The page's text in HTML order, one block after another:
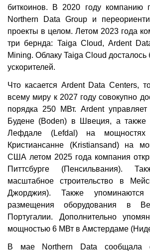
биткоинов. В 2020 году компанию
Northern Data Group и
проекты в целом. Летом 2023 года
три бернда: Taiga Cloud, Ardent
Mining. Облаку Taiga Cloud
ускорителей.
Что касается Ardent Data Centers,
всему миру к 2027 году совокупно
порядка 250 МВт. Ardent
Будене (Boden) в Швеция, а
Лефдале (Lefdal) на
Кристиансанне (Kristiansand) на
США летом 2025 года компания
Питтсбурге (Пенсильвания).
масштабное строительство в
Джорджия). Также
размещения оборудования в
Португалии. Дополнительно
мощностью 6 МВт в Амстердаме
В мае Northern Data сообщала